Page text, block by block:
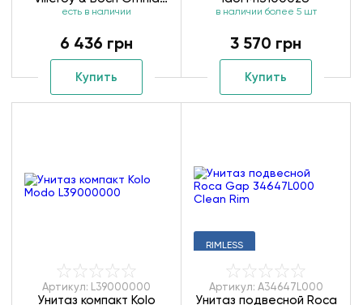
architectura 5684HR01
есть в наличии
6 436 грн
Купить
в наличии более 5 шт
3 570 грн
Купить
Артикул: L39000000
Унитаз компакт Kolo
RIMLESS
Артикул: A34647L000
Унитаз подвесной Roca